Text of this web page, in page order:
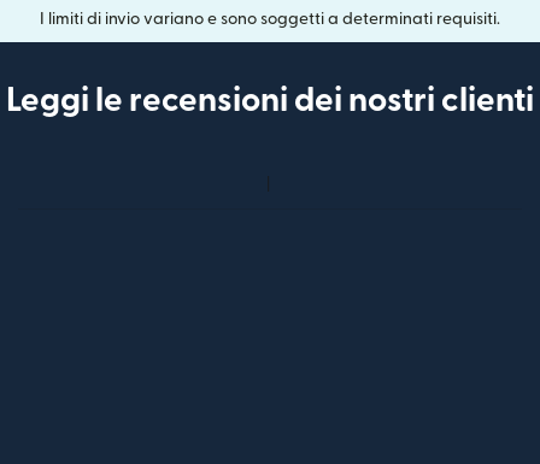
I limiti di invio variano e sono soggetti a determinati requisiti.
Leggi le recensioni dei nostri clienti